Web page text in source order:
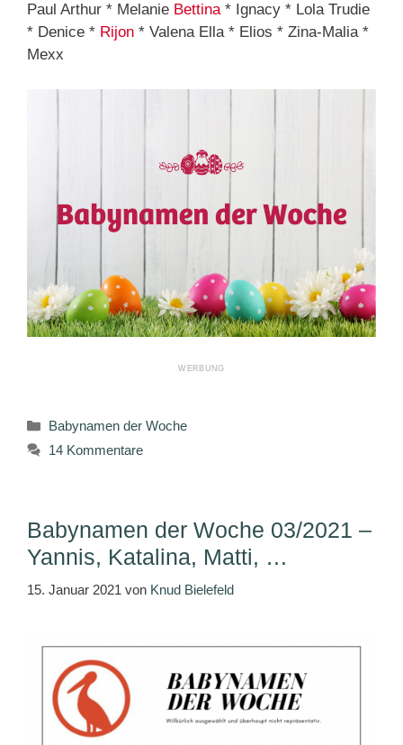
Paul Arthur * Melanie Bettina* Ignacy * Lola Trudie
* Denice * Rijon * Valena Ella * Elios * Zina-Malia *
Mexx
Kategorien
Babynamen der Woche
14 Kommentare
Babynamen der Woche 03/2021 –
Yannis, Katalina, Matti, …
15. Januar 2021 von Knud Bielefeld